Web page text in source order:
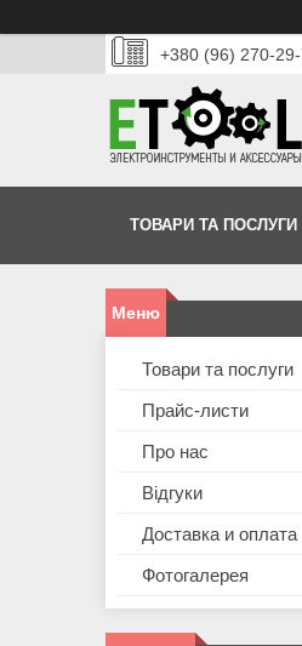
+380 (96) 270-
ТОВАРИ ТА ПОСЛУГИ
Товари та послуги
Прайс-листи
Про нас
Відгуки
Доставка и оплата
Фотогалерея